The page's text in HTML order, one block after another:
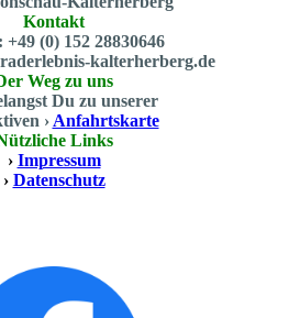
Kontakt
+49 (0) 152 28830646
kalterherberg.de
Weg zu uns
Du zu unserer
› Anfahrtskarte
Links
› Impressum
› Datenschutz